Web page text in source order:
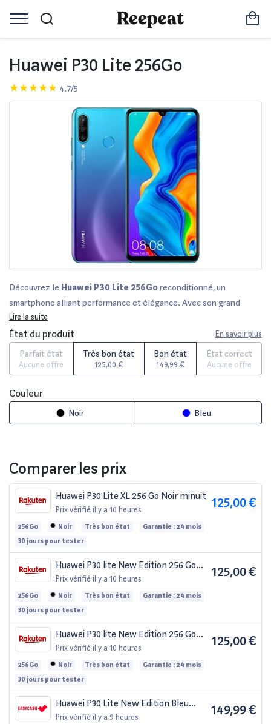
Huawei P30 Lite 256Go
4.7/5
Découvrez le Huawei P30 Lite 256Goreconditionné, un
smartphone alliant performance et élégance. Avec son grand
écran de 6,15 pouces, il offre une expérience visuelle immersive.
Confié à des experts, chaque appareil a été soigneusement vérifié
et est proposé en
état
correct, avec une garantie de 12 à 36 moisselon le vendeur.
Profitez de notre délai de rétractation de 14 jours. Comparez les
meilleures offres sur des plateformes réputées comme Fnac, Darty,
et Amazon pour faire le choix qui vous convient le mieux.
Lire la suite
État du produit En savoir plus
Parfait état
Aucune offre
Très bon état
125,00 €
Bon état
149,99 €
État correct
Aucune offre
Couleur
Noir Bleu
Comparer les prix
Huawei P30 Lite XL 256 Go Noir minuit
Prix vérifié il y a 10 heures 125,00 €
256Go Noir Très bon état
Garantie : 24 mois
30 jours pour tester
Huawei P30 lite New Edition 256 Go
Noir minuit
Prix vérifié il y a 10 heures 125,00 €
256Go Noir Très bon état
Garantie : 24 mois
30 jours pour tester
Huawei P30 lite New Edition 256 Go
Noir minuit
Prix vérifié il y a 10 heures 125,00 €
256Go Noir Très bon état
Garantie : 24 mois
30 jours pour tester
Huawei P30 Lite New Edition Bleu
Paon 256 Go Débloqué
Prix vérifié il y a 9 heures 149,99 €